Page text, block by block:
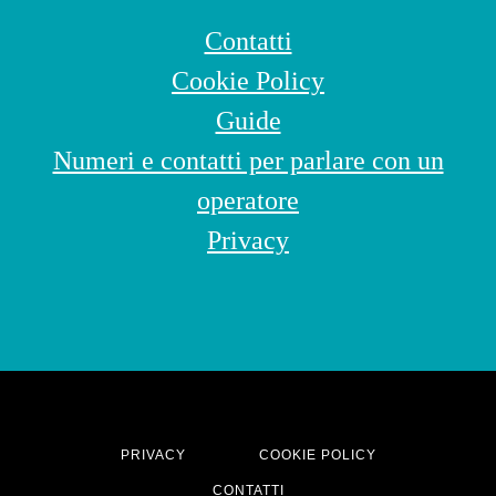
Contatti
Cookie Policy
Guide
Numeri e contatti per parlare con un
operatore
Privacy
PRIVACY COOKIE POLICY
CONTATTI